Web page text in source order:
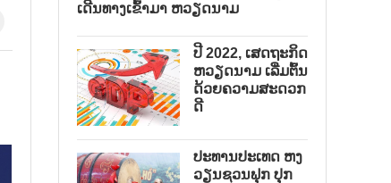
ເດີນທາງເຂົ້າມາ ຫວຽດນາມ
ປີ 2022, ເສດຖະກິດ
ຫວຽດນາມ ເລີ່ມຕົ້ນ
ດ້ວຍຄວາມສະດວກ
ດີ
ປະທານປະເທດ ຫງ
ວຽນຊວນຟຸກ ປຸກ